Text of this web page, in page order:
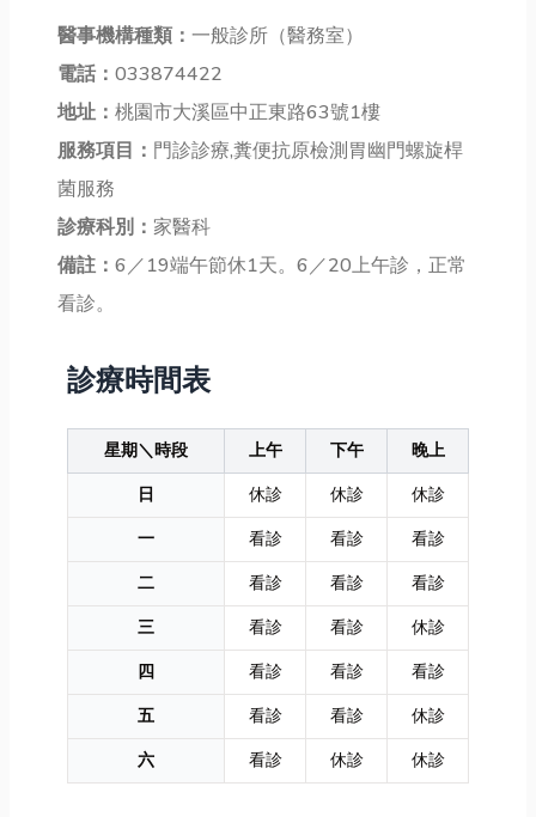
醫事機構種類： 一般診所（醫務室）
電話： 033874422
地址： 桃園市大溪區中正東路63號1樓
服務項目： 門診診療,糞便抗原檢測胃幽門螺旋桿
菌服務
診療科別： 家醫科
備註： 6／19端午節休1天。6／20上午診，正常
看診。
診療時間表
星期＼時段 上午 下午
晚上
日
休診 休診
休診
一
看診 看診
看診
二
看診 看診
看診
三
看診 看診
休診
四
看診 看診
看診
五
看診 看診
休診
六
看診 休診 休診